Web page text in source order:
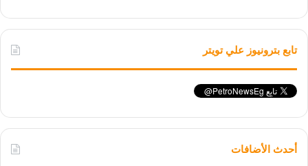
تابع بترونيوز علي تويتر
أحدث الأضافات